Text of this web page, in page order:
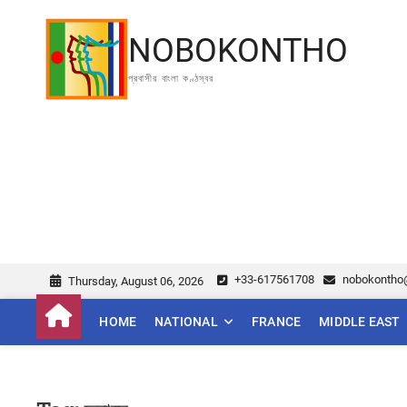
NOBOKONTHO
প্রবাসীর বাংলা কণ্ঠস্বর
Thursday, August 06, 2026 +33-617561708
HOME NATIONAL FRANCE MIDDLE EAST